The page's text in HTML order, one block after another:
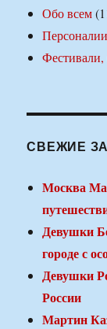
Обо всем
Персоналии
СВЕЖИЕ
Москва
Девушки
городе с
Девушки
России
Мартин